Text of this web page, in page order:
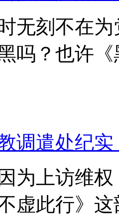
无刻不在
吗？也许
遣处纪实
为上访维
虚此行》